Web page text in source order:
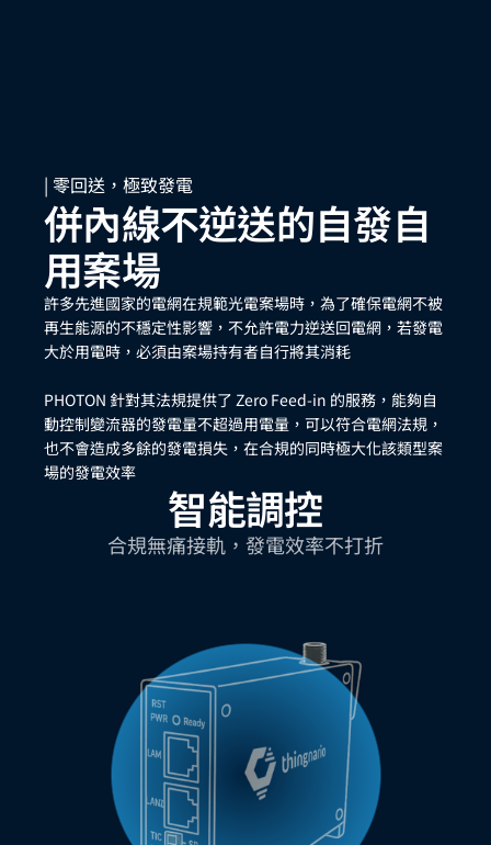
| 零回送，極致發電
併內線不逆送的自發自
用案場
許多先進國家的電網在規範光電案場時，為了確保電網不被
再生能源的不穩定性影響，不允許電力逆送回電網，若發電
大於用電時，必須由案場持有者自行將其消耗
PHOTON 針對其法規提供了 Zero Feed-in 的服務，能夠自
動控制變流器的發電量不超過用電量，可以符合電網法規，
也不會造成多餘的發電損失，在合規的同時極大化該類型案
場的發電效率
智能調控
合規無痛接軌，發電效率不打折